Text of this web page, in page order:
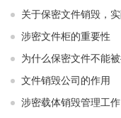
关于保密文件销毁，
涉密文件柜的重要性
为什么保密文件不能
文件销毁公司的作用
涉密载体销毁管理工作